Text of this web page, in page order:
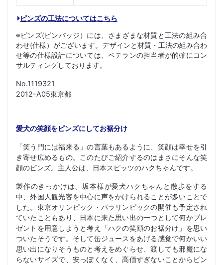
ピンズの工法についてはこちら
※ピンズ(ピンバッジ）には、さまざまな材質と工法の組み合
わせ(仕様）がございます。デザインと材質・工法の組み合わ
せ等の仕様設計については、ベテランの担当者が的確にコン
サルティングしております。
No.1119321
2012-A05東京都
愛犬の笑顔をピンズにしてお裾分け
「笑う門には福来る」の言葉もあるように、笑顔は幸せを引
き寄せ広めるもの。このたびご紹介するのはまさにそんな笑
顔のピンズ。主人公は、日本スピッツのハクちゃんです。
製作のきっかけは、坂本様が愛犬ハクちゃんと散歩をする
中、外国人観光客を中心に声をかけられることが多いことで
した。東京オリンピック・パラリンピックの開催も予定され
ていたこともあり、日本に来た思い出の一つとして何かプレ
ゼントを用意しようと考え「ハクの笑顔のお裾分け」を思い
ついたそうです。そして缶ジュースをあげる感覚で何かいい
思い出になりそうものと考えをめぐらせ、渡しても邪魔にな
らないサイズで、安っぽくなく、高価すぎないことからピン